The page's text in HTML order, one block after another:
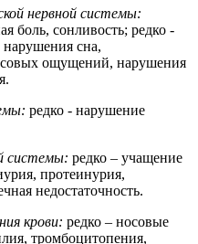
нервной системы:
боль, сонливость; редко -
нарушения сна,
ощущений, нарушения
редко - нарушение
системы: редко – учащение
протеинурия,
недостаточность.
крови: редко – носовые
тромбоцитопения,